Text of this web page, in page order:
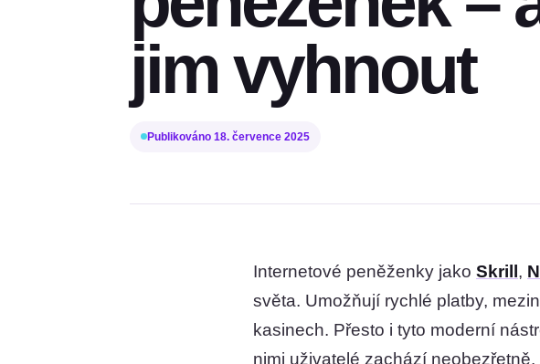
jim vyhnout
Publikováno 18. července 2025
Internetové peněženky jako Skrill ,
světa. Umožňují rychlé platby,
kasinech. Přesto i tyto moderní
nimi uživatelé zachází neobezřetně.